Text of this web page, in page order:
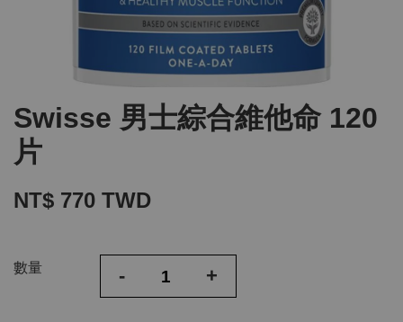
Swisse 男士綜合維他命 120
片
NT$ 770 TWD
數量 - +